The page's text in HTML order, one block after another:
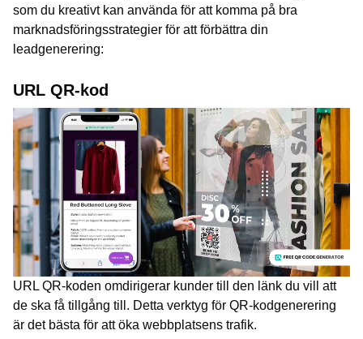
som du kreativt kan använda för att komma på bra
marknadsföringsstrategier för att förbättra din
leadgenerering:
URL QR-kod
URL QR-koden omdirigerar kunder till den länk du vill att
de ska få tillgång till. Detta verktyg för QR-kodgenerering
är det bästa för att öka webbplatsens trafik.